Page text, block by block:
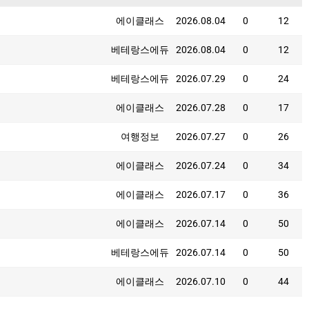
에이클래스 2026.08.04 0 12
베테랑스에듀 2026.08.04 0 12
베테랑스에듀 2026.07.29 0 24
에이클래스 2026.07.28 0 17
여행정보 2026.07.27 0 26
에이클래스 2026.07.24 0 34
에이클래스 2026.07.17 0 36
에이클래스 2026.07.14 0 50
베테랑스에듀 2026.07.14 0 50
에이클래스 2026.07.10 0 44